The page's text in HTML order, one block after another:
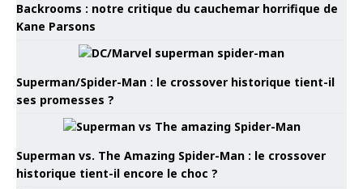
Backrooms : notre critique du cauchemar horrifique de
Kane Parsons
Superman/Spider-Man : le crossover historique tient-il
ses promesses ?
Superman vs. The Amazing Spider-Man : le crossover
historique tient-il encore le choc ?